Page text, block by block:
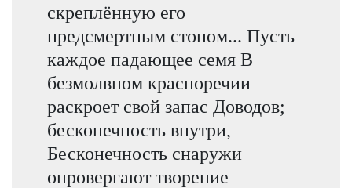
скреплённую его
предсмертным стоном... Пусть
каждое падающее семя В
безмолвном красноречии
раскроет свой запас Доводов;
бесконечность внутри,
Бесконечность снаружи
опровергают творение